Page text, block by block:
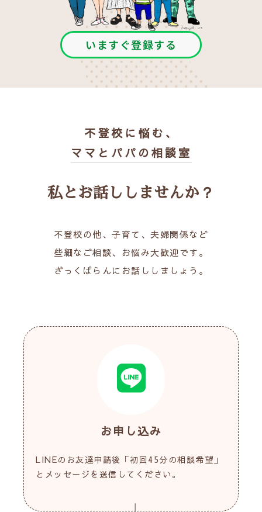
いますぐ登録する
不登校に悩む、
ママとパパの相談室
私とお話ししませんか？
不登校の他、子育て、夫婦関係など
些細なご相談、お悩み大歓迎です。
ざっくばらんにお話ししましょう。
お申し込み
LINEのお友達申請後「初回45分の相談希望」
とメッセージを送信してください。